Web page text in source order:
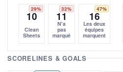
29%
10
Clean
Sheets
32%
11
N'a
pas
marqué
47%
16
Les deux
équipes
marquent
SCORELINES & GOALS